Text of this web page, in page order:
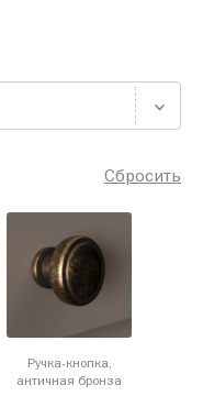
Сбросить
Ручка-кнопка,
античная бронза